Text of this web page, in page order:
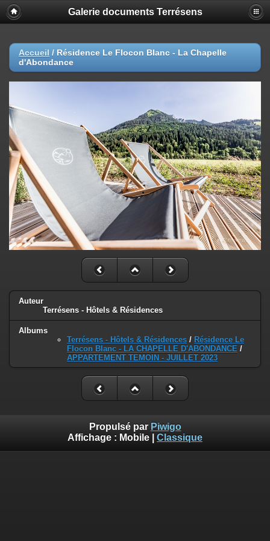
Galerie documents Terrésens
Accueil / Résidence Le Flocon Blanc - La Chapelle
d'Abondance
Auteur
Terrésens - Hôtels & Résidences
Albums
Terrésens - Hôtels & Résidences / Résidence Le
Flocon Blanc - LA CHAPELLE D'ABONDANCE /
APPARTEMENT TEMOIN - JUILLET 2023
Propulsé par Piwigo
Affichage : Mobile Classique